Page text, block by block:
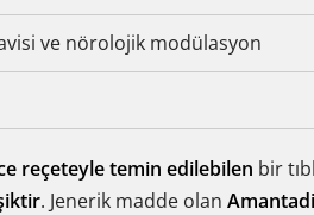
ve nörolojik modülasyon
reçeteyle temin edilebilen bir
. Jenerik madde olan